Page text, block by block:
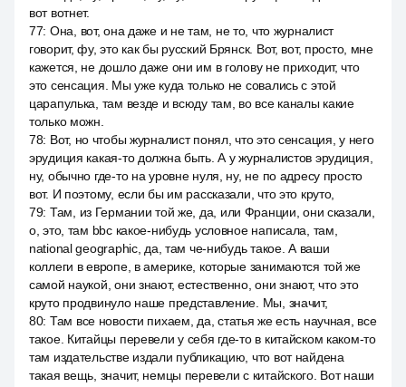
вот вотнет.
77: Она, вот, она даже и не там, не то, что журналист
говорит, фу, это как бы русский Брянск. Вот, вот, просто, мне
кажется, не дошло даже они им в голову не приходит, что
это сенсация. Мы уже куда только не совались с этой
царапулька, там везде и всюду там, во все каналы какие
только можн.
78: Вот, но чтобы журналист понял, что это сенсация, у него
эрудиция какая-то должна быть. А у журналистов эрудиция,
ну, обычно где-то на уровне нуля, ну, не по адресу просто
вот. И поэтому, если бы им рассказали, что это круто,
79: Там, из Германии той же, да, или Франции, они сказали,
о, это, там bbc какое-нибудь условное написала, там,
national geographic, да, там че-нибудь такое. А ваши
коллеги в европе, в америке, которые занимаются той же
самой наукой, они знают, естественно, они знают, что это
круто продвинуло наше представление. Мы, значит,
80: Там все новости пихаем, да, статья же есть научная, все
такое. Китайцы перевели у себя где-то в китайском каком-то
там издательстве издали публикацию, что вот найдена
такая вещь, значит, немцы перевели с китайского. Вот наши